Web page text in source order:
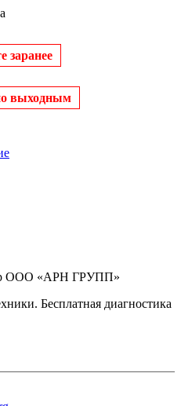
заранее
выходным
ООО «АРН ГРУПП»
Бесплатная диагностика